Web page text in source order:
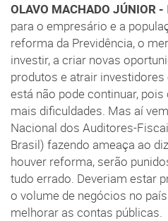
OLAVO MACHADO JÚNIOR -
para o empresário e a
reforma da Previdência, o
investir, a criar novas
produtos e atrair
está não pode continuar,
mais dificuldades. Mas aí
Nacional dos Auditores-
Brasil) fazendo ameaça ao
houver reforma, serão
tudo errado. Deveriam estar
o volume de negócios no
melhorar as contas públicas.